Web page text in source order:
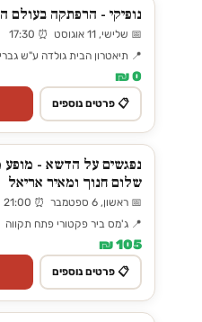
נופיקי - הרפתקה בעולם
📅 שלישי, 11 אוגוסט ⏰ 17:30
📍 תיאטרון הבית גולדה ע"ש גברי
0 ₪
📋 פרטים נוספים
נפגשים על הדשא - מופע
שלום חנוך ומאיר אריאל
📅 ראשון, 6 ספטמבר ⏰ 21:00
📍 ג'מס ביר פקטורי פתח תקווה
105 ₪
📋 פרטים נוספים